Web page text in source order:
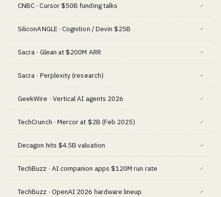
CNBC · Cursor $50B funding talks ↗
SiliconANGLE · Cognition / Devin $25B ↗
Sacra · Glean at $200M ARR ↗
Sacra · Perplexity (research) ↗
GeekWire · Vertical AI agents 2026 ↗
TechCrunch · Mercor at $2B (Feb 2025) ↗
Decagon hits $4.5B valuation ↗
TechBuzz · AI companion apps $120M run rate ↗
TechBuzz · OpenAI 2026 hardware lineup ↗